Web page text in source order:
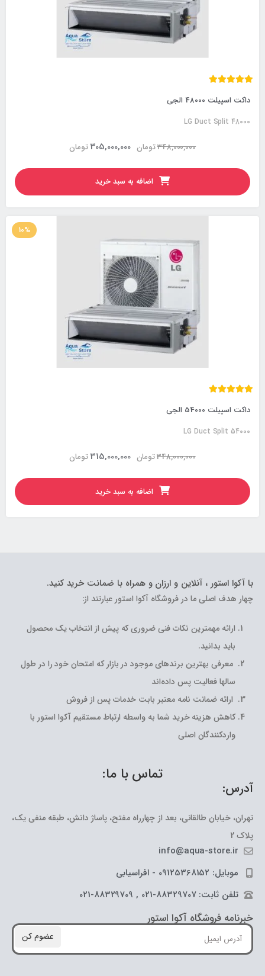
داکت اسپیلت 48000 الجی
LG Duct Split 48000
تومان348,000,000 تومان305,000,000
اضافه به سبد خرید
10%
داکت اسپیلت 54000 الجی
LG Duct Split 54000
تومان348,000,000 تومان315,000,000
اضافه به سبد خرید
با آکوا استور ، آنلاین و ارزان و همراه با ضمانت خرید کنید.
چهار هدف اصلی ما در فروشگاه آکوا استور عبارتند از:
ارائه مهمترین نکات فنی ضروری که پیش از انتخاب یک محصول
باید بدانید.
معرفی بهترین برندهای موجود در بازار که امتحان خود را در طول
سالها فعالیت پس داده‌اند
ارائه ضمانت نامه معتبر بابت خدمات پس از فروش
کاهش هزینه خرید شما به واسطه ارتباط مستقیم آکوا استور با
واردکنندگان اصلی
تماس با ما:
آدرس:
تهران، خیابان طالقانی، بعد از چهارراه مفتح، پاساژ دانش، طبقه منفی یک،
پلاک 2
info@aqua-store.ir
موبایل: 09125368152 - افراسیابی
تلفن ثابت: 88329707-021 , 88329709-021
خبرنامه فروشگاه آکوا استور
عضوم کن